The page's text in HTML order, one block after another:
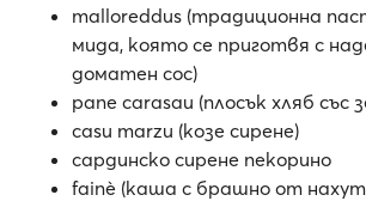
malloreddus (традиционна
мида, която се приготвя с
доматен сос)
pane carasau (плосък хляб със
casu marzu (козе сирене)
сардинско сирене пекорино
fainè (каша с брашно от